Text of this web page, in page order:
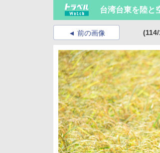
台湾台東を陸と
前の画像